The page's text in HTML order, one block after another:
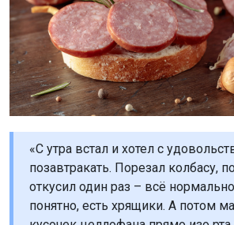
«С утра встал и хотел с
позавтракать. Порезал колбасу,
откусил один раз – всё
понятно, есть хрящики. А потом